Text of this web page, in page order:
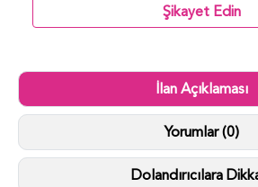
Şikayet Edin
İlan Açıklaması
Yorumlar (0)
Dolandırıcılara